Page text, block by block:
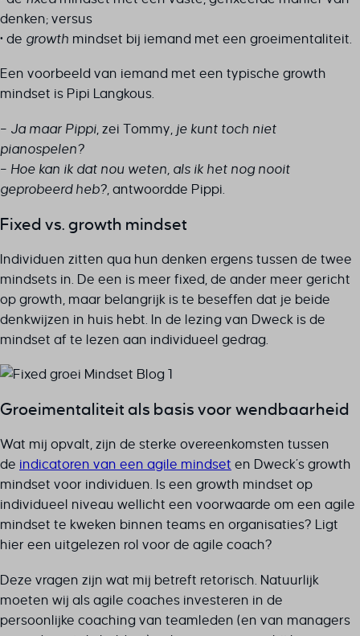
denken; versus
• de growth mindset bij iemand met een groeimentaliteit.
Een voorbeeld van iemand met een typische growth
mindset is Pipi Langkous.
– Ja maar Pippi , zei Tommy, je kunt toch niet
pianospelen?
– Hoe kan ik dat nou weten, als ik het nog nooit
geprobeerd heb? , antwoordde Pippi.
Fixed vs. growth mindset
Individuen zitten qua hun denken ergens tussen de twee
mindsets in. De een is meer fixed, de ander meer gericht
op growth, maar belangrijk is te beseffen dat je beide
denkwijzen in huis hebt. In de lezing van Dweck is de
mindset af te lezen aan individueel gedrag.
Groeimentaliteit als basis voor wendbaarheid
Wat mij opvalt, zijn de sterke overeenkomsten tussen
de indicatoren van een agile mindset en Dweck’s growth
mindset voor individuen. Is een growth mindset op
individueel niveau wellicht een voorwaarde om een agile
mindset te kweken binnen teams en organisaties? Ligt
hier een uitgelezen rol voor de agile coach?
Deze vragen zijn wat mij betreft retorisch. Natuurlijk
moeten wij als agile coaches investeren in de
persoonlijke coaching van teamleden (en van managers